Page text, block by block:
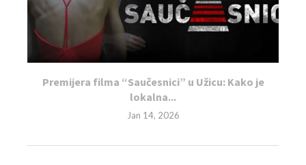
Premijera filma “Saučesnici” u Užicu: Kako je
lokalna...
Jan 14, 2026